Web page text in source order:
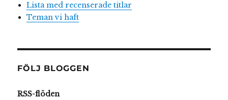
Lista med recenserade titlar
Teman vi haft
FÖLJ BLOGGEN
RSS-flöden